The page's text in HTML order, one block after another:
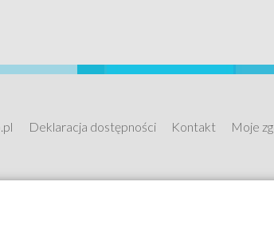
Deklaracja dostępności Kontakt Moje